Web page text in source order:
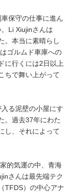
保守の仕事に進ん
Li Xiujinさんは
。本当に素晴らし
ゴルムド車庫への
に行くには2日以上
ちで舞い上がって
る泥壁の小屋にす
。過去37年にわた
し、それによって
的気運の中、青海
さんは最先端テク
TFDS）の中心アナ